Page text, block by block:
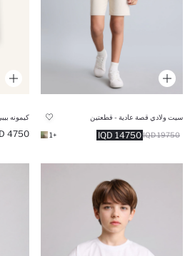
سيت ولادي قصة عادية - قطعتين
14750 IQD 19750 IQD
+1
4750 IQD